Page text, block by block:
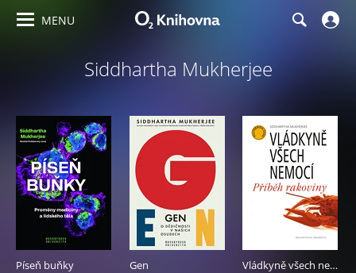
MENU
Siddhartha Mukherjee
Píseň buňky Gen Vládkyně všech nemocí